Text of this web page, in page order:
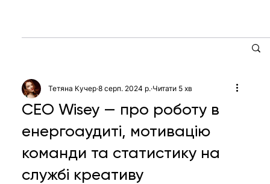
CEO Wisey — про роботу в
енергоаудиті, мотивацію
команди та статистику на
службі креативу
Тетяна Кучер 8 серп. 2024 р. Читати 5 хв